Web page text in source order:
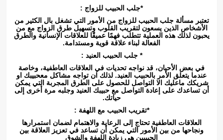
*جلب الحبيب للزواج :
تعتبر مسألة جلب الحبيب للزواج من الأمور التي تشغل بال الكثير من
الأشخاص الذين يسعون لتقريب القلوب وتسهيل طرق الزواج مع من
يحبون لذلك هذه العملية تتطلب فهمًا عميقًا للعلاقات الإنسانية والطرق
الفعالة لبناء علاقة قوية ومستدامة.
* جلب الحبيب العنيد :
في بعض الأحيان، قد نواجه تحديات في العلاقات العاطفية، وخاصة
عندما يتعلق الأمر بالحبيب العنيد. لذلك ان تواجه مشاكل معحبيبك او
شريكك ماعليك الا التواصل للحصول على الطرق المجربة التي يمكن
أن تساعدك على إعادة التواصل مع حبيبك العنيد وجلبه مرة أخرى إلى
حياتك.
*تقريب الحبيب مع اللهفة :
العلاقات العاطفية تحتاج إلى الرعاية والاهتمام لضمان استمرارها
ونجاحها من بين الأمور التي يمكن أن تساعد في تعزيز العلاقة بين
الحبيبين هي زيادة اللهفة والشوق